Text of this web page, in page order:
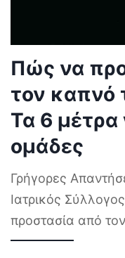
Πώς να
τον καπνό
Τα 6 μέτρα
ομάδες
Γρήγορες
Ιατρικός
προστασία από